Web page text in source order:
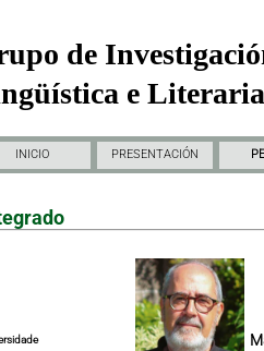
de
e
INICIO PRESENTACIÓN